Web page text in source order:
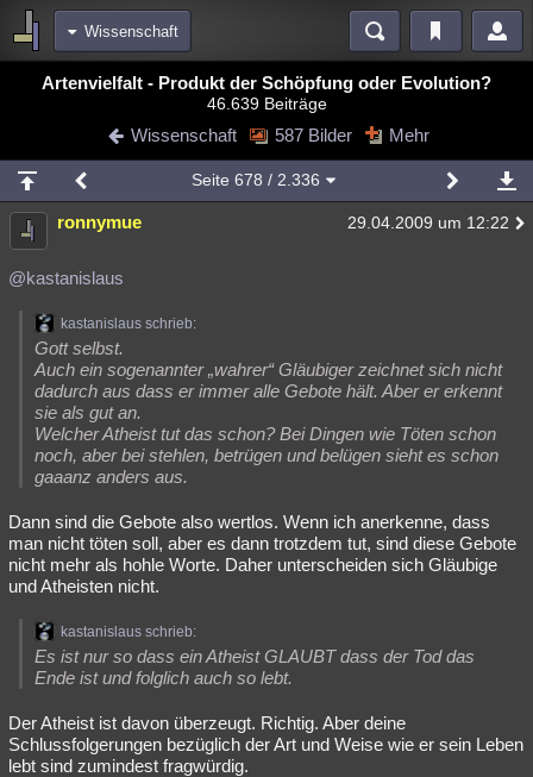
Wissenschaft
Bereiche
Diskussionen Blogs Videos
Chat Wiki Neuigkeiten
meine Rubriken
Menschen Wissenschaft Mystery Kriminalfälle
Spiritualität
Natur Umfragen Unterhaltung
weitere Rubriken
Philosophie Träume Orte Esoterik Literatur
Astronomie Helpdesk Gruppen Gaming Filme
Musik Clash Verbesserungen
Übersichten
Besucht Teilgenommen Alle Neue Geschlossen
Artenvielfalt - Produkt der Schöpfung oder Evolution?
46.639 Beiträge
Wissenschaft 587 Bilder Mehr
Seite 678 / 2.336
ronnymue 29.04.2009 um 12:22
@kastanislaus
kastanislaus schrieb:
Gott selbst.
Auch ein sogenannter „wahrer“ Gläubiger zeichnet sich nicht
dadurch aus dass er immer alle Gebote hält. Aber er erkennt
sie als gut an.
Welcher Atheist tut das schon? Bei Dingen wie Töten schon
noch, aber bei stehlen, betrügen und belügen sieht es schon
gaaanz anders aus.
Dann sind die Gebote also wertlos. Wenn ich anerkenne, dass
man nicht töten soll, aber es dann trotzdem tut, sind diese Gebote
nicht mehr als hohle Worte. Daher unterscheiden sich Gläubige
und Atheisten nicht.
kastanislaus schrieb:
Es ist nur so dass ein Atheist GLAUBT dass der Tod das
Ende ist und folglich auch so lebt.
Der Atheist ist davon überzeugt. Richtig. Aber deine
Schlussfolgerungen bezüglich der Art und Weise wie er sein Leben
lebt sind zumindest fragwürdig.